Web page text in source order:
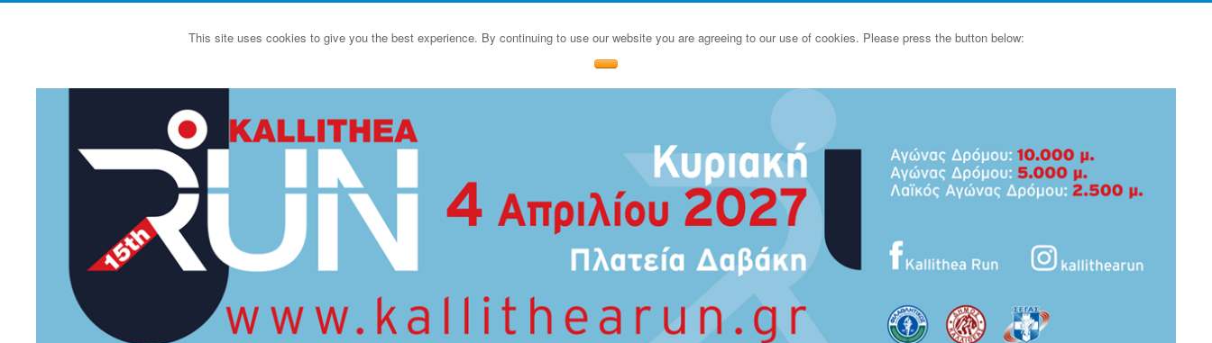
This site uses cookies to give you the best experience. By continuing to use our website you are agreeing to our use of cookies. Please press the button below: